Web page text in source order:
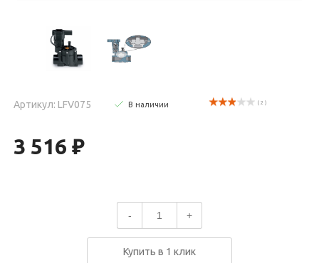
Артикул: LFV075 В наличии ( 2 )
3 516 ₽
- +
Купить в 1 клик